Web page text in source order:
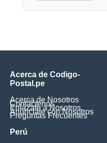
Acerca de Codigo-
Postal.pe
Acerca de Nosotros
Contáctenos
Enlázate a Nosotros
Anúnciate con Nosotros
Preguntas Frecuentes
Perú